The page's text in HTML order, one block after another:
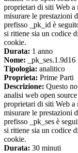
proprietari di siti Web a
misurare le prestazioni
prefisso _pk_id è
si ritiene sia un codice
cookie.
Durata: 1 anno
Nome: _pk_ses.1.9d16
Tipologia: analitico
Proprieta: Prime Parti
Descrizione: Questo
analisi web open
proprietari di siti Web a
misurare le prestazioni
prefisso _pk_ses è
si ritiene sia un codice
cookie.
Durata: 30 minuti